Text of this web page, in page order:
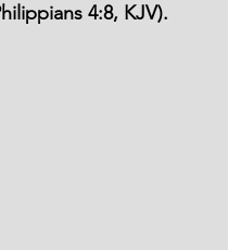
4:8, KJV).